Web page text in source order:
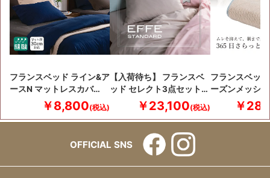
フランスベッド ライン&ア
ースN マットレスカバ…
￥8,800
【入荷待ち】 フランスベ
ッド セレクト3点セット…
￥23,100
フランスベッ
ーズンメッシ
￥
OFFICIAL SNS